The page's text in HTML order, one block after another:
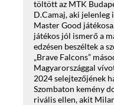
töltött az MTK
D.Camaj, aki jelenleg
Master Good
játékos jól ismerő a
edzésen beszéltek a
„Brave Falcons”
Magyarországgal
2024 selejtezőjének
Szombaton kemény
rivális ellen, akit